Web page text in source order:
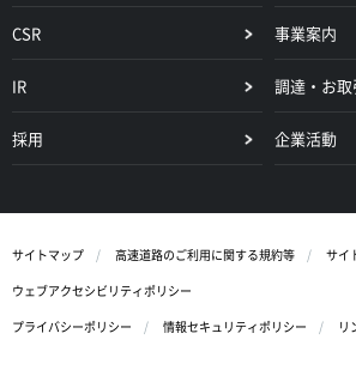
CSR 事業案内
IR 調達・お取
採用 企業活動
サイトマップ 高速道路のご利用に関する規約等
サイ
ウェブアクセシビリティポリシー
プライバシーポリシー
情報セキュリティポリシー リ